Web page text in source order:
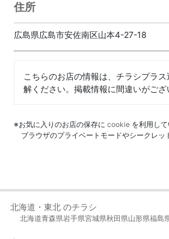
住所
広島県広島市安佐南区山本4-27-18
こちらのお店の情報は、チラシプラ
解ください。掲載情報に間違いがご
※お気に入りのお店の保存に cookie を利用して
ブラウザのプライベートモードやシークレ
北海道・東北 のチラシ
北海道青森県岩手県宮城県秋田県山形県福島